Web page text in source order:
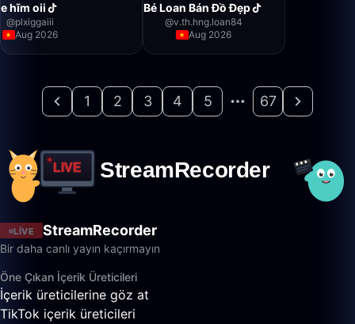
e hĩm oii
@plxiggaiii
Aug 2026
Bé Loan Bán Đồ Đẹp
@v.th.hng.loan84
Aug 2026
1 2 3 4 5 67
LIVE StreamRecorder
Bir daha canlı yayın kaçırmayın
Öne Çıkan İçerik Üreticileri
İçerik üreticilerine göz at
TikTok içerik üreticileri